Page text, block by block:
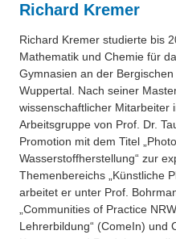
Richard Kremer
Richard Kremer studierte bis
Mathematik und Chemie für
Gymnasien an der
Wuppertal. Nach seiner
wissenschaftlicher Mitarbeiter
Arbeitsgruppe von Prof. Dr.
Promotion mit dem Titel
Wasserstoffherstellung“ zur
Themenbereichs „Künstliche
arbeitet er unter Prof.
„Communities of Practice
Lehrerbildung“ (ComeIn) und